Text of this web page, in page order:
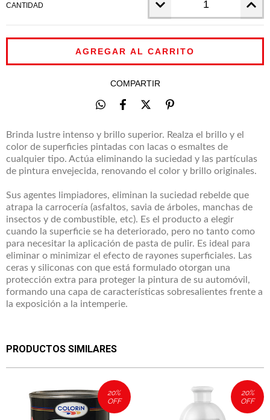
CANTIDAD
COMPARTIR
Brinda lustre intenso y brillo superior. Realza el brillo y el
color de superficies pintadas con lacas o esmaltes de
cualquier tipo. Actúa eliminando la suciedad y las partículas
de pintura envejecida, renovando el color y brillo originales.
Sus agentes limpiadores, eliminan la suciedad rebelde que
atrapa la carrocería (asfaltos, savia de árboles, manchas de
insectos y de combustible, etc). Es el producto a elegir
cuando la superficie se ha deteriorado, pero no tanto como
para necesitar la aplicación de pasta de pulir. Es ideal para
eliminar o minimizar el efecto de rayones superficiales. Las
ceras y siliconas con que está formulado otorgan una
protección extra para proteger la pintura de su automóvil,
formando una capa de características sobresalientes frente a
la exposición a la intemperie.
PRODUCTOS SIMILARES
20%
OFF
20%
OFF